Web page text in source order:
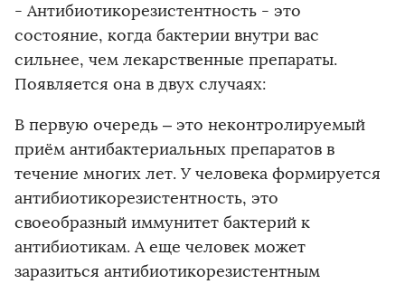
- Антибиотикорезистентность - это
состояние, когда бактерии внутри вас
сильнее, чем лекарственные препараты.
Появляется она в двух случаях:
В первую очередь – это неконтролируемый
приём антибактериальных препаратов в
течение многих лет. У человека формируется
антибиотикорезистентность, это
своеобразный иммунитет бактерий к
антибиотикам. А еще человек может
заразиться антибиотикорезистентным